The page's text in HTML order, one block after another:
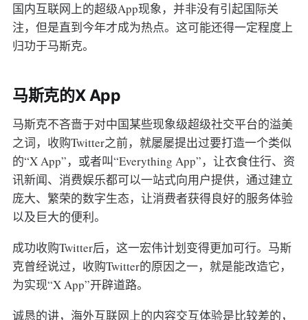
国内互联网上的超级App现象，并非没有引起国际关
注，但是直到今年才成为热点。这可能还得一定程度上
归功于马斯克。
马斯克的X App
马斯克不吝啬于对中国某些现象级超级社交平台的溢美
之词，收购Twitter之前，就屡屡提出过要打造一个类似
的“X App”，或者叫“Everything App”，让衣食住行、资
讯新闻、消费娱乐都可以一站式向用户提供，通过建立
庞大、繁荣的数字生态，让消费者获得良好的服务体验
以及巨大的便利。
成功收购Twitter后，这一宏伟计划变得更加可行。马斯
克曾经说过，收购Twitter的原因之一，就是能改造它，
为实现“X App”开辟道路。
诚恳的讲，海外互联网上的内容交互体验是比较差的，